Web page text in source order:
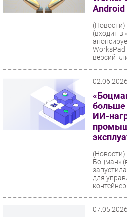
Тестовый стенд
Каталог компаний
Android
(Новости)
(входит в
версий
02.06.2026
больше
ИИ-
(Новости)
Боцман»
для
07.05.2026